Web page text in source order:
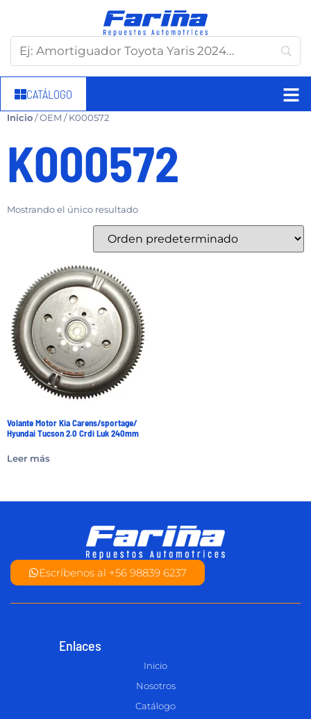
CATÁLOGO
Inicio/ OEM / K000572
K000572
Mostrando el único resultado
Volante Motor Kia Carens/sportage/
Hyundai Tucson 2.0 Crdi Luk 240mm
Leer más
Escríbenos al +56 98839 6237
Enlaces
Inicio
Nosotros
Catálogo